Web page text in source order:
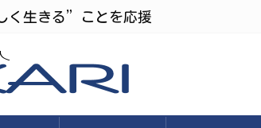
く生きる”ことを応援